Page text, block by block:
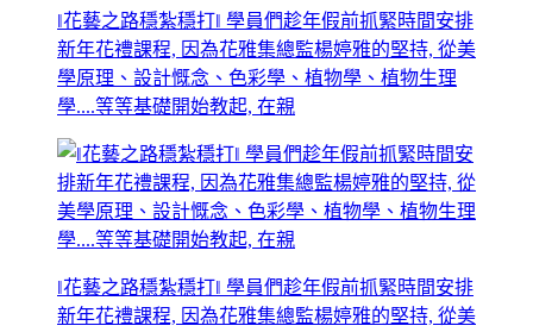
‖花藝之路穩紮穩打‖ 學員們趁年假前抓緊時間安排
新年花禮課程, 因為花雅集總監楊婷雅的堅持, 從美
學原理、設計慨念、色彩學、植物學、植物生理
學....等等基礎開始教起, 在親
‖花藝之路穩紮穩打‖ 學員們趁年假前抓緊時間安排
新年花禮課程, 因為花雅集總監楊婷雅的堅持, 從美